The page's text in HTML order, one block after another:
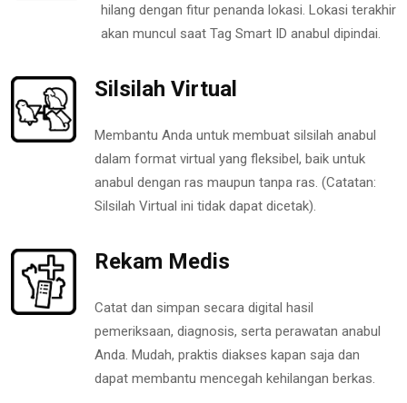
hilang dengan fitur penanda lokasi. Lokasi terakhir
akan muncul saat Tag Smart ID anabul dipindai.
Silsilah Virtual
Membantu Anda untuk membuat silsilah anabul
dalam format virtual yang fleksibel, baik untuk
anabul dengan ras maupun tanpa ras. (Catatan:
Silsilah Virtual ini tidak dapat dicetak).
Rekam Medis
Catat dan simpan secara digital hasil
pemeriksaan, diagnosis, serta perawatan anabul
Anda. Mudah, praktis diakses kapan saja dan
dapat membantu mencegah kehilangan berkas.